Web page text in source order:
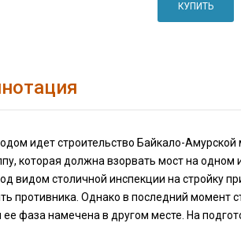
КУПИТЬ
идет строительство Байкало-
которая должна взорвать мост на одном
видом столичной инспекции на стройку
противника. Однако в последний момент
фаза намечена в другом месте. На